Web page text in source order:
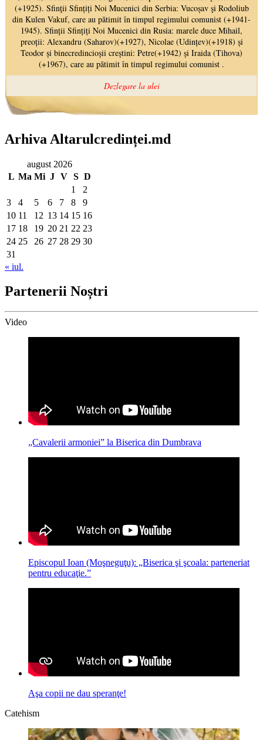
Arhiva Altarulcredinței.md
august 2026
L Ma Mi J V S D
1
2
3
4 5 6 7 8
9
10 11 12 13 14 15 16
17 18 19 20 21 22 23
24 25 26 27 28 29 30
31
« iul.
Partenerii Noștri
Video
„Cavalerii armoniei” la Biserica din Dumbrava
Episcopul Ioan (Moşneguţu): „Biserica şi şcoala: parteneriat
pentru educaţie.”
Aşa copii ne dau speranţe!
Catehism